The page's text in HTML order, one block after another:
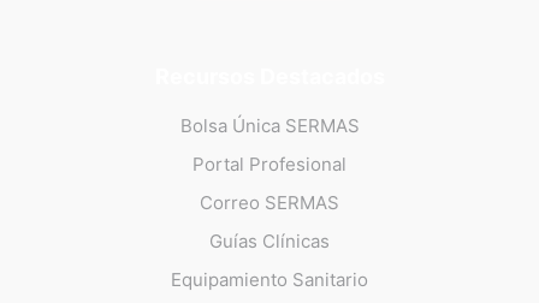
Bolsa Única SERMAS
Portal Profesional
Correo SERMAS
Guías Clínicas
Equipamiento Sanitario